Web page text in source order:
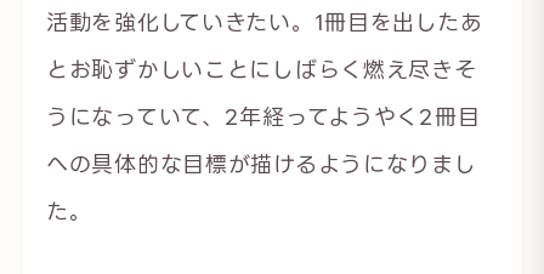
活動を強化していきたい。1冊目を出したあ
とお恥ずかしいことにしばらく燃え尽きそ
うになっていて、2年経ってようやく2冊目
への具体的な目標が描けるようになりまし
た。